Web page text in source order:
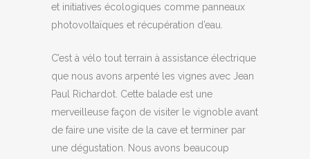
et initiatives écologiques comme panneaux
photovoltaïques et récupération d’eau.
C’est à vélo tout terrain à assistance électrique
que nous avons arpenté les vignes avec Jean
Paul Richardot. Cette balade est une
merveilleuse façon de visiter le vignoble avant
de faire une visite de la cave et terminer par
une dégustation. Nous avons beaucoup